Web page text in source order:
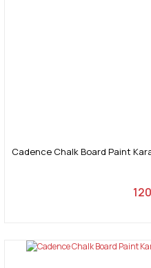
Cadence Chalk Board Paint